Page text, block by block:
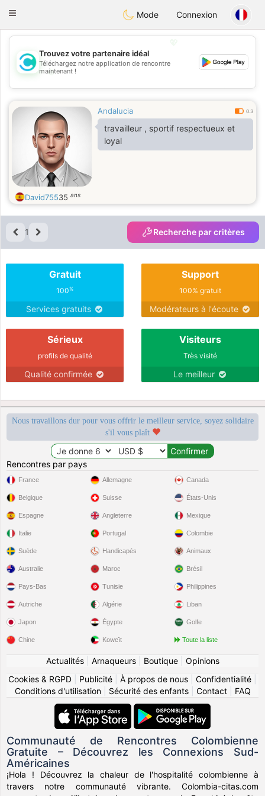
olombiaCitas
Toggle
Mode Connexion
💖
💕
Trouvez votre partenaire idéal
Téléchargez notre application de rencontre
maintenant !
Andalucia 0.3
travailleur , sportif respectueux et
loyal
David75535 ans
1 Recherche par critères
Gratuit
100%
Services gratuits
Support
100% gratuit
Modérateurs à l'écoute
Sérieux
profils de qualité
Qualité confirmée
Visiteurs
Très visité
Le meilleur
Nous travaillons dur pour vous offrir le meilleur service, soyez solidaire
s'il vous plaît
Rencontres par pays
France
Belgique
Espagne
Italie
Suède
Allemagne
Suisse
Angleterre
Portugal
Handicapés
Canada
États-Unis
Mexique
Colombie
Animaux
Australie
Pays-Bas
Autriche
Japon
Chine
Maroc
Tunisie
Algérie
Égypte
Koweït
Brésil
Philippines
Liban
Golfe
Toute la liste
Actualités| Arnaqueurs| Boutique| Opinions
Cookies & RGPD
Publicité À propos de nous Confidentialité
Conditions d'utilisation| Sécurité des enfants| Contact| FAQ
Communauté de Rencontres Colombienne
Gratuite – Découvrez les Connexions Sud-
Américaines
¡Hola ! Découvrez la chaleur de l'hospitalité colombienne à
travers notre communauté vibrante. Colombia-citas.com